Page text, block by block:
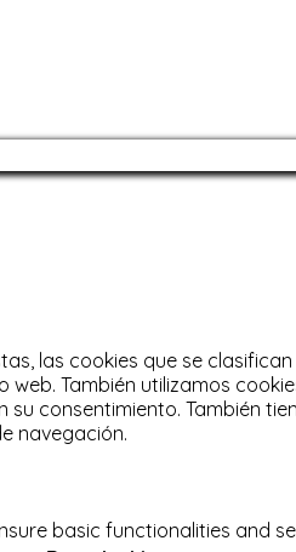
las cookies que se
web. También utilizamos
su consentimiento. También
navegación.
basic functionalities and